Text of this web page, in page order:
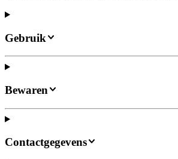
Gebruik
Bewaren
Contactgegevens